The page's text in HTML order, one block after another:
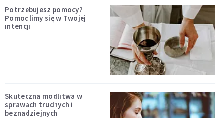
Potrzebujesz pomocy?
Pomodlimy się w Twojej
intencji
Skuteczna modlitwa w
sprawach trudnych i
beznadziejnych